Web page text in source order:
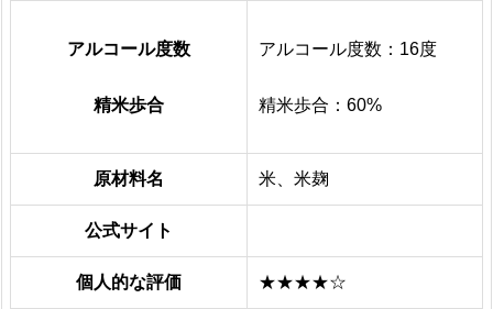
アルコール度数
精米歩合
アルコール度数：16度
精米歩合：60%
原材料名 米、米麹
公式サイト
個人的な評価 ★★★★☆